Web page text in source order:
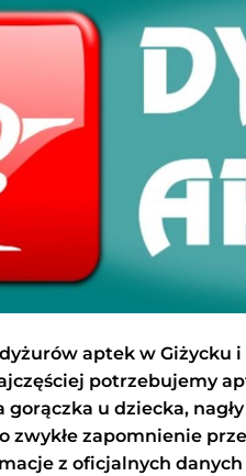
aptek w Giżycku
potrzebujemy
gorączka u dziecka,
zwykłe zapomnienie
z oficjalnych